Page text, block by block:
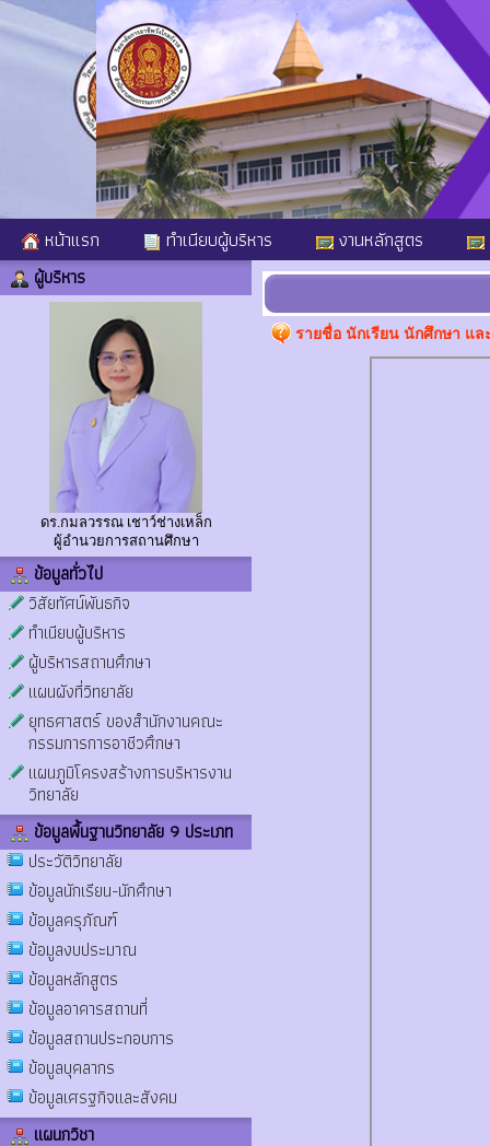
หน้าแรก ทำเนียบผู้บริหาร งานหลักสูตร
ผู้บริหาร
ดร.กมลวรรณ เชาว์ช่างเหล็ก
ผู้อำนวยการสถานศึกษา
ข้อมูลทั่วไป
วิสัยทัศน์พันธกิจ
ทำเนียบผู้บริหาร
ผู้บริหารสถานศึกษา
แผนผังที่วิทยาลัย
ยุทธศาสตร์ ของสำนักงานคณะ
กรรมการการอาชีวศึกษา
แผนภูมิโครงสร้างการบริหารงาน
วิทยาลัย
ข้อมูลพื้นฐานวิทยาลัย 9 ประเภท
ประวัติวิทยาลัย
ข้อมูลนักเรียน-นักศึกษา
ข้อมูลครุภัณฑ์
ข้อมูลงบประมาณ
ข้อมูลหลักสูตร
ข้อมูลอาคารสถานที่
ข้อมูลสถานประกอบการ
ข้อมูลบุคลากร
ข้อมูลเศรฐกิจและสังคม
แผนกวิชา
รายชื่อ นักเรียน นักศึกษา แล